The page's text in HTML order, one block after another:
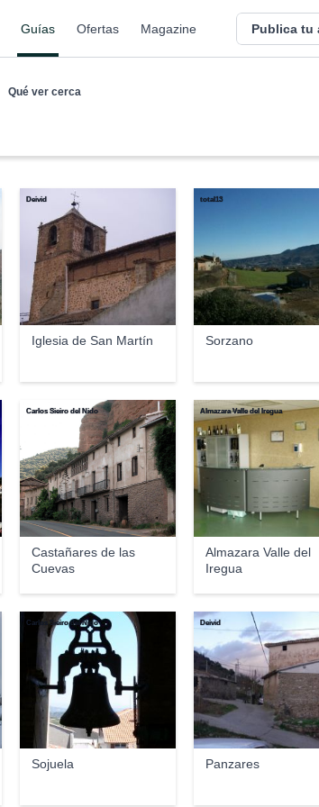
Guías Ofertas Magazine Publica tu
Qué ver cerca
Iglesia de San Martín
Deivid
Sorzano
total13
Castañares de las
Cuevas
Carlos Sieiro del Nido
Almazara Valle del
Iregua
Almazara Valle del Iregua
Sojuela
Carlos Sieiro del Nido
Panzares
Deivid